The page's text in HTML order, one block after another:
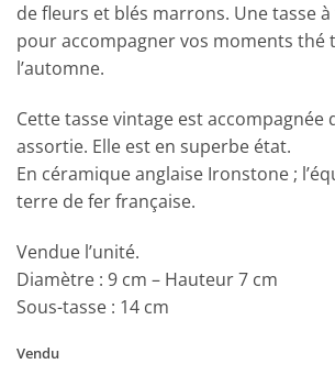
de fleurs et blés marrons. Une tasse
pour accompagner vos moments thé
l’automne.
Cette tasse vintage est accompagnée
assortie. Elle est en superbe état.
En céramique anglaise Ironstone ;
terre de fer française.
Vendue l’unité.
Diamètre : 9 cm – Hauteur 7 cm
Sous-tasse : 14 cm
Vendu